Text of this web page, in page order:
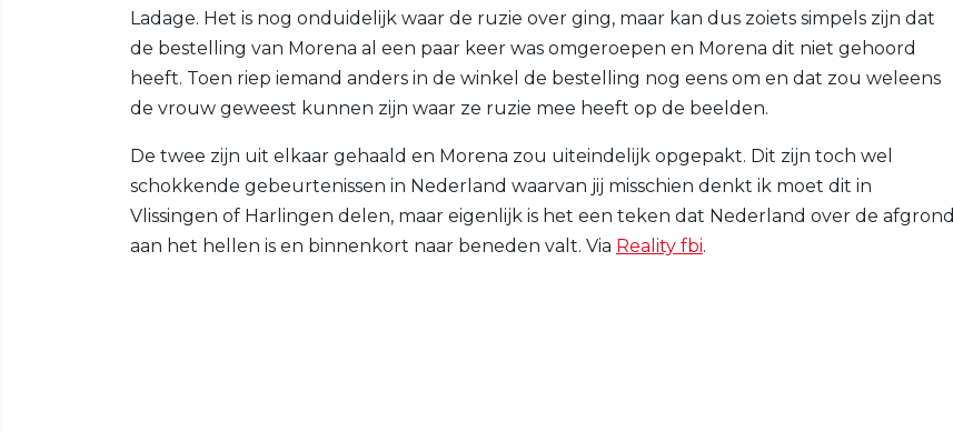
Ladage. Het is nog onduidelijk waar de ruzie over ging, maar kan dus zoiets simpels zijn dat
de bestelling van Morena al een paar keer was omgeroepen en Morena dit niet gehoord
heeft. Toen riep iemand anders in de winkel de bestelling nog eens om en dat zou weleens
de vrouw geweest kunnen zijn waar ze ruzie mee heeft op de beelden.
De twee zijn uit elkaar gehaald en Morena zou uiteindelijk opgepakt. Dit zijn toch wel
schokkende gebeurtenissen in Nederland waarvan jij misschien denkt ik moet dit in
Vlissingen of Harlingen delen, maar eigenlijk is het een teken dat Nederland over de afgrond
aan het hellen is en binnenkort naar beneden valt. Via Reality fbi.